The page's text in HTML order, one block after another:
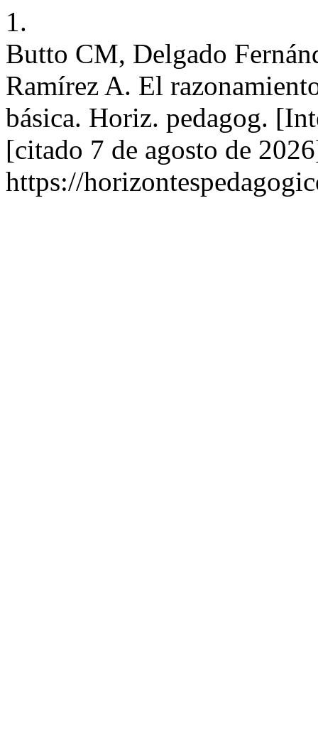
1.
Butto CM, Delgado
Ramírez A. El
básica. Horiz. pedagog.
[citado 7 de agosto de
https://